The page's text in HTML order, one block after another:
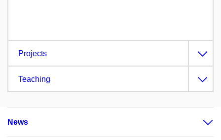
Projects
Teaching
News